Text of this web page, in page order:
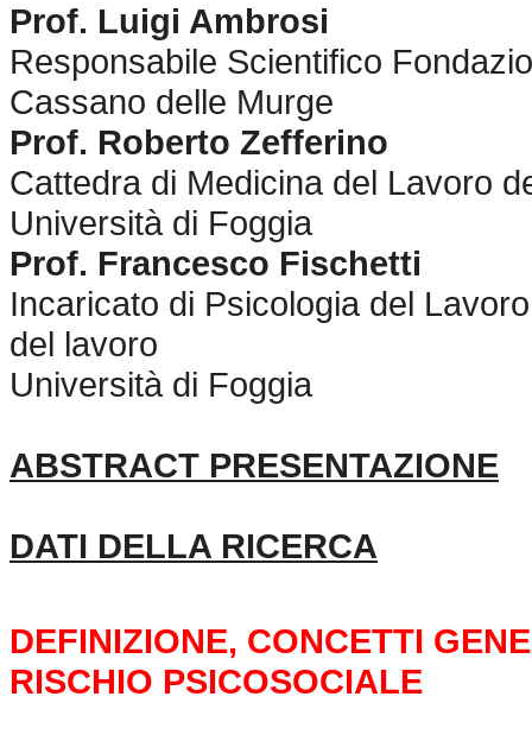
Prof. Luigi Ambrosi
Responsabile Scientifico
Cassano delle Murge
Prof. Roberto Zefferino
Cattedra di Medicina del Lavoro
Università di Foggia
Prof. Francesco Fischetti
Incaricato di Psicologia del
del lavoro
Università di Foggia
ABSTRACT PRESENTAZIONE
DATI DELLA RICERCA
DEFINIZIONE, CONCETTI
RISCHIO PSICOSOCIALE